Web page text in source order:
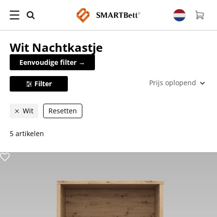
Wit Nachtkastje
Eenvoudige filter →
Filter Prijs oplopend
Wit Resetten
5 artikelen